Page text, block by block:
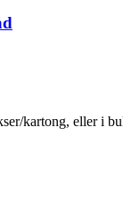
kartong, eller i